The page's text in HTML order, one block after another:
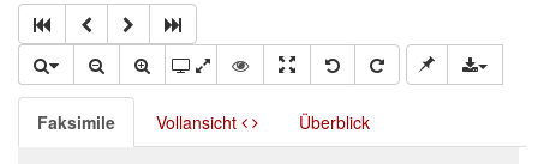
Faksimile Vollansicht Überblick